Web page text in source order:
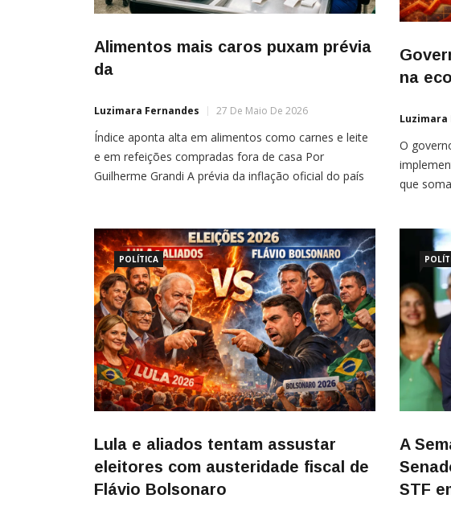
Alimentos mais caros puxam prévia
da
Luzimara Fernandes 27 De Maio De 2026
Índice aponta alta em alimentos como carnes e leite
e em refeições compradas fora de casa Por
Guilherme Grandi A prévia da inflação oficial do país
elétrica e de itens de saúde, de acordo com dados do
IBGE divulgados nesta quarta-feira […]
na
Luzimara
O
que
“sem
a
POLÍTICA
Lula e aliados tentam assustar
eleitores com austeridade fiscal de
Flávio Bolsonaro
A
STF